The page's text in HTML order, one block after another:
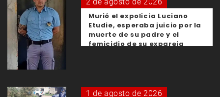
Murió el expolicía Luciano
Etudie, esperaba juicio por la
muerte de su padre y el
femicidio de su expareja
1 de agosto de 2026